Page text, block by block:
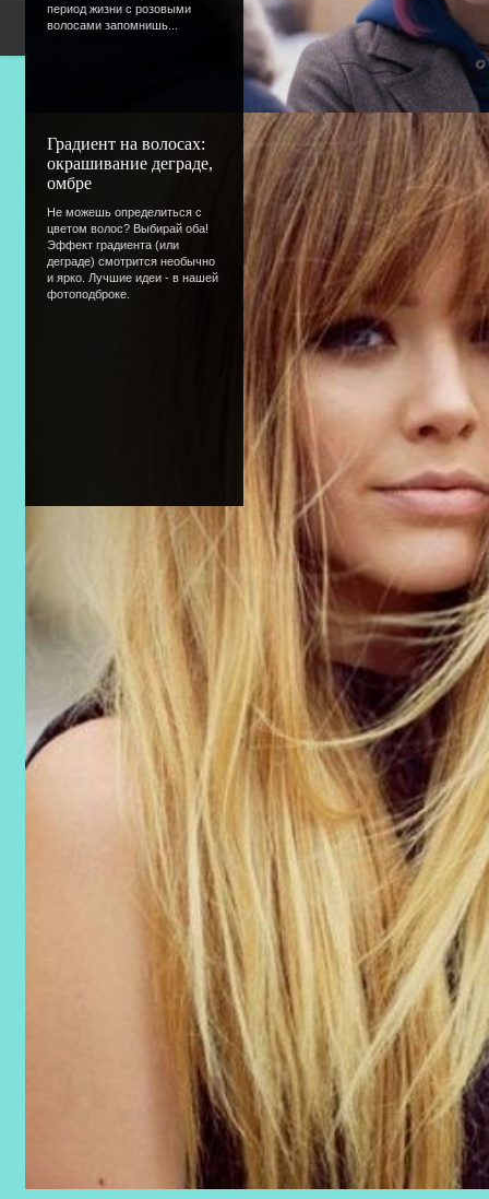
период жизни с розовыми
волосами запомнишь...
Градиент на волосах:
окрашивание деграде,
омбре
Не можешь определиться с
цветом волос? Выбирай оба!
Эффект градиента (или
деграде) смотрится необычно
и ярко. Лучшие идеи - в нашей
фотоподброке.
Copyright